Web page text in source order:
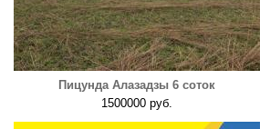
Пицунда Алазадзы 6 соток
1500000 руб.